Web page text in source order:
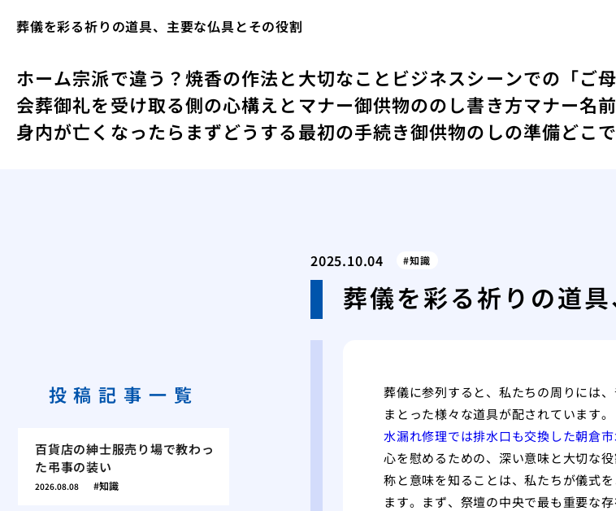
葬儀を彩る祈りの道具、主要な仏具とその役割
ホーム宗派で違う？焼香の作法と大切なこと ビジネスシーンでの「ご
会葬御礼を受け取る側の心構えとマナー御供物ののし書き方マナー名
身内が亡くなったらまずどうする最初の手続き御供物のしの準備どこ
2025.10.04 知識
葬儀を彩る祈りの道
葬儀に参列すると、私たちの周りには
まとった様々な道具が配されています
水漏れ修理では排水口も交換した朝倉
心を慰めるための、深い意味と大切な
称と意味を知ることは、私たちが儀式
ます。まず、祭壇の中央で最も重要な
投稿記事一覧
百貨店の紳士服売り場で教わっ
た弔事の装い
2026.08.08 知識